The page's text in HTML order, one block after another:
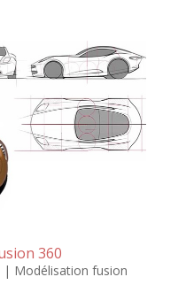
360
| Modélisation fusion